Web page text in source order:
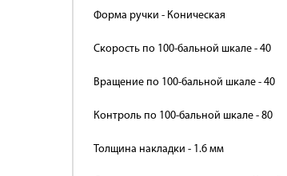
Форма ручки - Коническая
Скорость по 100-бальной шкале - 40
Вращение по 100-бальной шкале - 40
Контроль по 100-бальной шкале - 80
Толщина накладки - 1.6 мм